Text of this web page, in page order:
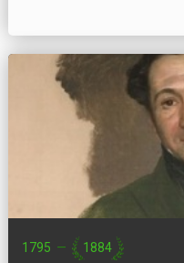
1795 — 1884